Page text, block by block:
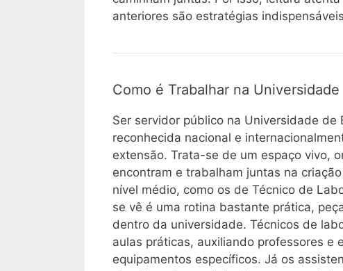
anteriores são estratégias
Como é Trabalhar na
Ser servidor público na Universidade
reconhecida nacional e
extensão. Trata-se de um espaço vivo,
encontram e trabalham juntas na
nível médio, como os de Técnico de
se vê é uma rotina bastante prática,
dentro da universidade. Técnicos de
aulas práticas, auxiliando professores e
equipamentos específicos. Já os